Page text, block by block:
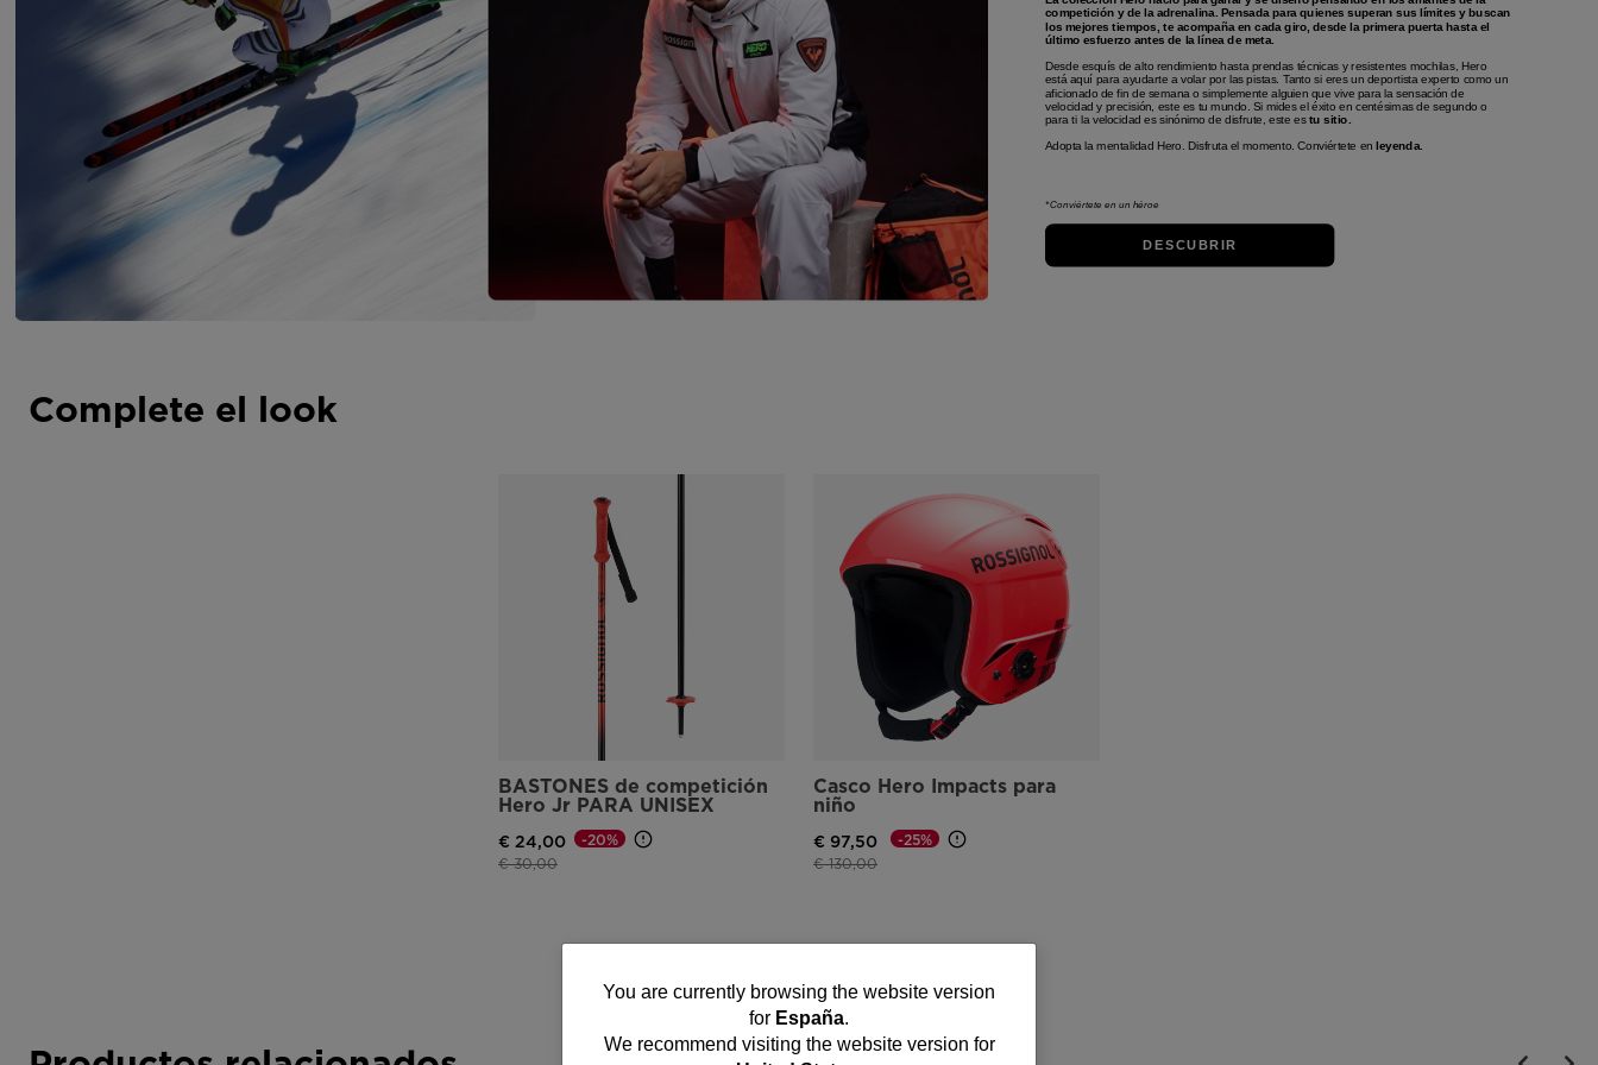
You
are
You are currently browsing the website version
for España.
We recommend visiting the website version for
competición y de la adrenalina. Pensada para quienes superan sus límites y buscan
los mejores tiempos, te acompaña en cada giro, desde la primera puerta hasta el
último esfuerzo antes de la línea de meta.
Desde esquís de alto rendimiento hasta prendas técnicas y resistentes mochilas, Hero
está aquí para ayudarte a volar por las pistas. Tanto si eres un deportista experto como un
aficionado de fin de semana o simplemente alguien que vive para la sensación de
velocidad y precisión, este es tu mundo. Si mides el éxito en centésimas de segundo o
para ti la velocidad es sinónimo de disfrute, este estu sitio.
Adopta la mentalidad Hero. Disfruta el momento. Conviértete enleyenda.
*Conviértete en un héroe
DESCUBRIR
Complete el look
BASTONES de competición
Hero Jr PARA UNISEX
€ 24,00
Precio reducido de
€ 30,00a
-20%
Casco Hero Impacts para
niño
€ 97,50
Precio reducido de
€ 130,00a
-25%